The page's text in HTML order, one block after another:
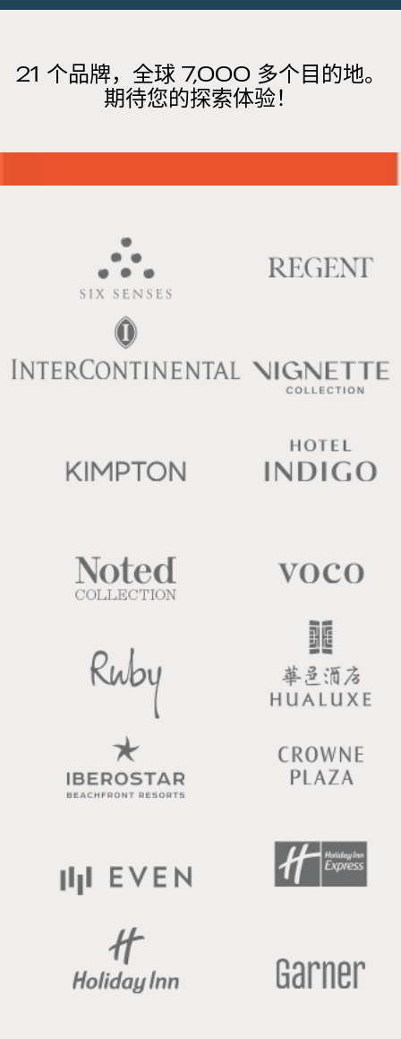
21 个品牌，全球 7,000 多个目的地。
期待您的探索体验！